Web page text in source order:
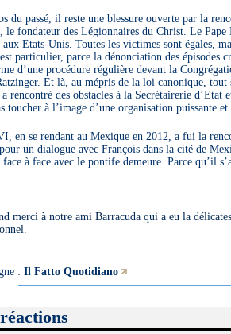
du passé, il reste une blessure ouverte par la
le fondateur des Légionnaires du Christ. Le
aux Etats-Unis. Toutes les victimes sont égales,
particulier, parce la dénonciation des épisodes
d’une procédure régulière devant la
Et là, au mépris de la loi canonique, tout
rencontré des obstacles à la Secrétairerie
toucher à l’image d’une organisation puissante
en se rendant au Mexique en 2012, a fui la
un dialogue avec François dans la cité de
à face avec le pontife demeure. Parce qu’il
merci à notre ami Barracuda qui a eu la
: Il Fatto Quotidiano